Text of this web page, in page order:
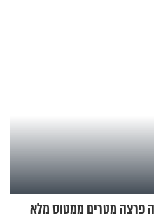
פרצה מטרים ממטוס מלא